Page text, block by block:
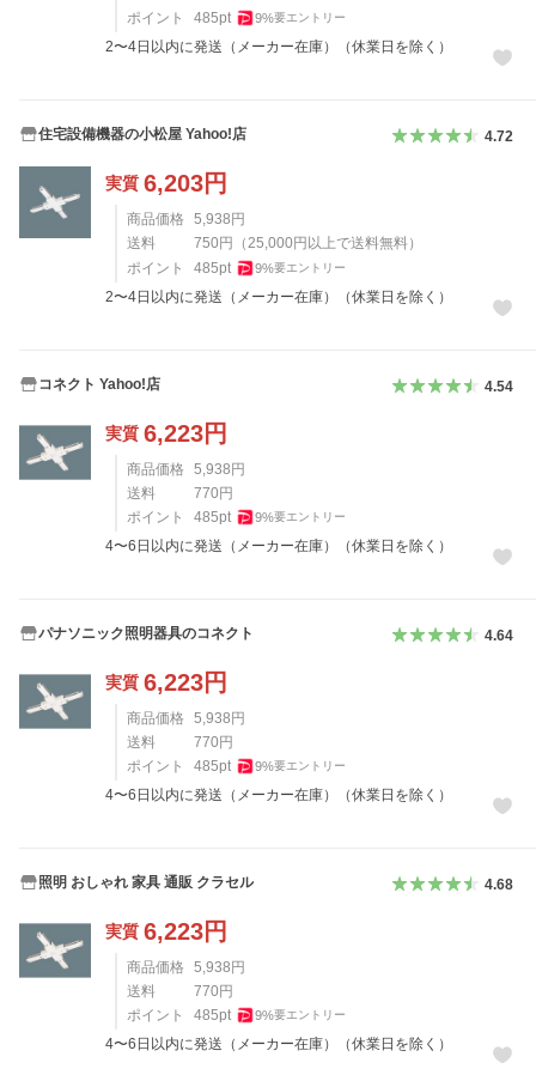
ポイント
485pt 9%要エントリー
2〜4日以内に発送（メーカー在庫）（休業日を除く）
住宅設備機器の小松屋 Yahoo!店 4.72
実質 6,203円
商品価格 5,938円
送料
750円 （ 25,000円以上で送料無料）
ポイント
485pt 9%要エントリー
2〜4日以内に発送（メーカー在庫）（休業日を除く）
コネクト Yahoo!店 4.54
実質 6,223円
商品価格 5,938円
送料
770円
ポイント
485pt 9%要エントリー
4〜6日以内に発送（メーカー在庫）（休業日を除く）
パナソニック照明器具のコネクト 4.64
実質 6,223円
商品価格 5,938円
送料
770円
ポイント
485pt 9%要エントリー
4〜6日以内に発送（メーカー在庫）（休業日を除く）
照明 おしゃれ 家具 通販 クラセル 4.68
実質 6,223円
商品価格 5,938円
送料
770円
ポイント
485pt 9%要エントリー
4〜6日以内に発送（メーカー在庫）（休業日を除く）